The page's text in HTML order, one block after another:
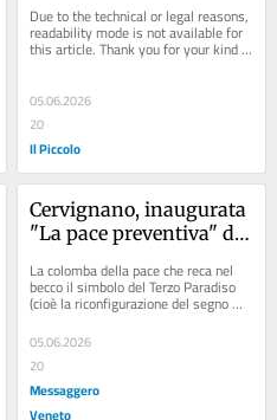
persone ferite
Due to the technical or legal reasons,
readability mode is not available for
this article. Thank you for your kind
05.06.2026
20
Il Piccolo
Cervignano, inaugurata
"La pace preventiva" di
la colomba vola in
piazza Indipendenza
La colomba della pace che reca nel
becco il simbolo del Terzo Paradiso
(cioè la riconfigurazione del segno
matematico dell’infinito, composto
da...
05.06.2026
20
Messaggero
Veneto